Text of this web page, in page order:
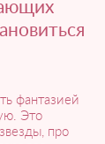
фантазией
Это
про